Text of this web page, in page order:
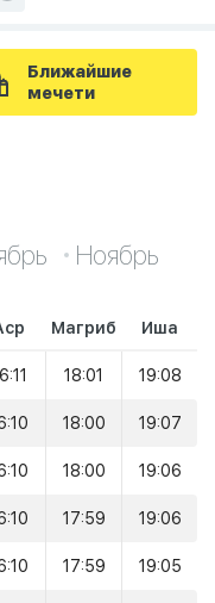
Ближайшие
мечети
Ноябрь
Магриб Иша
18:01 19:08
18:00 19:07
18:00 19:06
17:59 19:06
17:59 19:05